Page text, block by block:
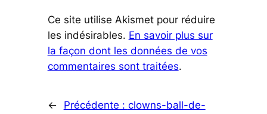
Ce site utilise Akismet pour réduire
les indésirables. En savoir plus sur
la façon dont les données de vos
commentaires sont traitées.
← Précédente : clowns-ball-de-